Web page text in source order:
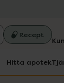
Recept
Hitta apotek